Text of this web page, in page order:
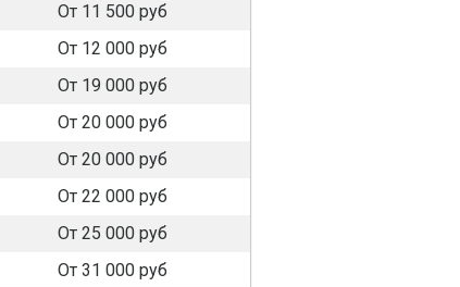
От 11 500 руб
От 12 000 руб
От 19 000 руб
От 20 000 руб
От 20 000 руб
От 22 000 руб
От 25 000 руб
От 31 000 руб